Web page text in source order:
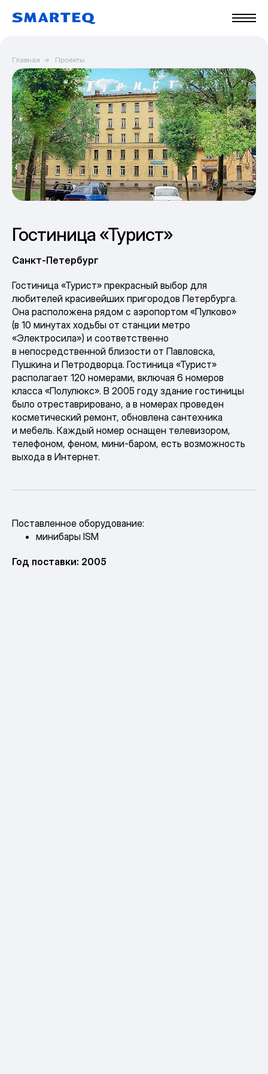
Главная → Проекты
Гостиница «Турист»
Санкт-Петербург
Гостиница «Турист» прекрасный выбор для
любителей красивейших пригородов Петербурга.
Она расположена рядом с аэропортом «Пулково»
(в 10 минутах ходьбы от станции метро
«Электросила») и соответственно
в непосредственной близости от Павловска,
Пушкина и Петродворца. Гостиница «Турист»
располагает 120 номерами, включая 6 номеров
класса «Полулюкс». В 2005 году здание гостиницы
было отреставрировано, а в номерах проведен
косметический ремонт, обновлена сантехника
и мебель. Каждый номер оснащен телевизором,
телефоном, феном, мини-баром, есть возможность
выхода в Интернет.
Поставленное оборудование:
минибары ISM
Год поставки: 2005